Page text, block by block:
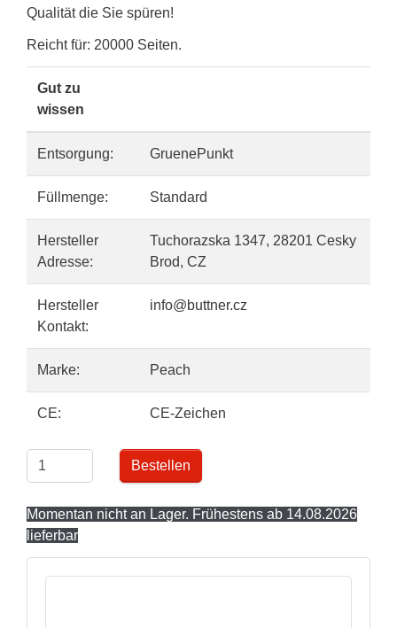
Qualität die Sie spüren!
Reicht für: 20000 Seiten.
Gut zu
wissen
Entsorgung: GruenePunkt
Füllmenge: Standard
Hersteller
Adresse:
Tuchorazska 1347, 28201 Cesky
Brod, CZ
Hersteller
Kontakt:
info@buttner.cz
Marke: Peach
CE: CE-Zeichen
Bestellen
Momentan nicht an Lager. Frühestens ab 14.08.2026
lieferbar